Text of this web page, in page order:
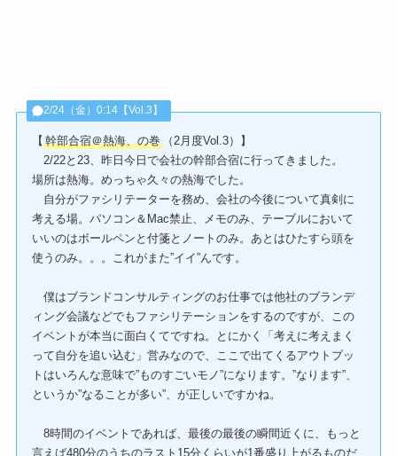
2/24（金）0:14【Vol.3】
【 幹部合宿＠熱海、の巻
（2月度Vol.3）】
2/22と23、昨日今日で会社の幹部合宿に行ってきました。
場所は熱海。めっちゃ久々の熱海でした。
自分がファシリテーターを務め、会社の今後について真剣に
考える場。パソコン＆Mac禁止、メモのみ、テーブルにおいて
いいのはボールペンと付箋とノートのみ。あとはひたすら頭を
使うのみ。。。これがまた”イイ”んです。
僕はブランドコンサルティングのお仕事では他社のブランデ
ィング会議などでもファシリテーションをするのですが、この
イベントが本当に面白くてですね。とにかく「考えに考えまく
って自分を追い込む」営みなので、ここで出てくるアウトプッ
トはいろんな意味で”ものすごいモノ”になります。”なります”、
というか”なることが多い”、が正しいですかね。
8時間のイベントであれば、最後の最後の瞬間近くに、もっと
言えば480分のうちのラスト15分くらいが1番盛り上がるものだ